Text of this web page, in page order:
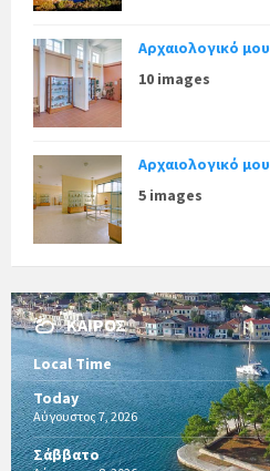
Αρχαιολογικό
10 images
Αρχαιολογικό
5 images
ΚΑΙΡΌΣ
Local Time
Today
Αύγουστος 7, 2026
Σάββατο